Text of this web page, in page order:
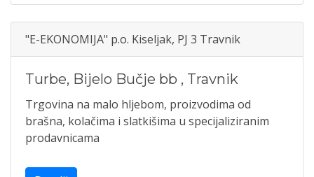
"E-EKONOMIJA" p.o. Kiseljak, PJ 3 Travnik
Turbe, Bijelo Bučje bb , Travnik
Trgovina na malo hljebom, proizvodima od
brašna, kolačima i slatkišima u specijaliziranim
prodavnicama